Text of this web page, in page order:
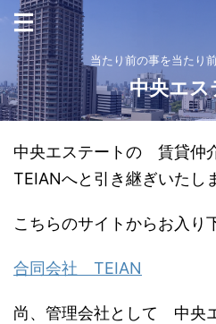
当たり前の事を当たり
中央エス
中央エステートの 賃貸
TEIANへと引き継ぎいたし
こちらのサイトからお入り
合同会社 TEIAN
尚、管理会社として 中央